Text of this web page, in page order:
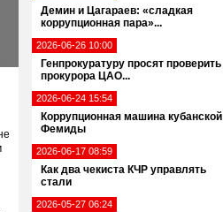
Демин и Цагараев: «сладкая
коррупционная пара»...
2026-06-26 10:00
Генпрокуратуру просят проверить
прокурора ЦАО...
2026-06-24 15:54
Коррупционная машина кубанской
Фемиды
2026-06-17 08:59
Как два чекиста КЧР управлять
стали
2026-05-27 06:24